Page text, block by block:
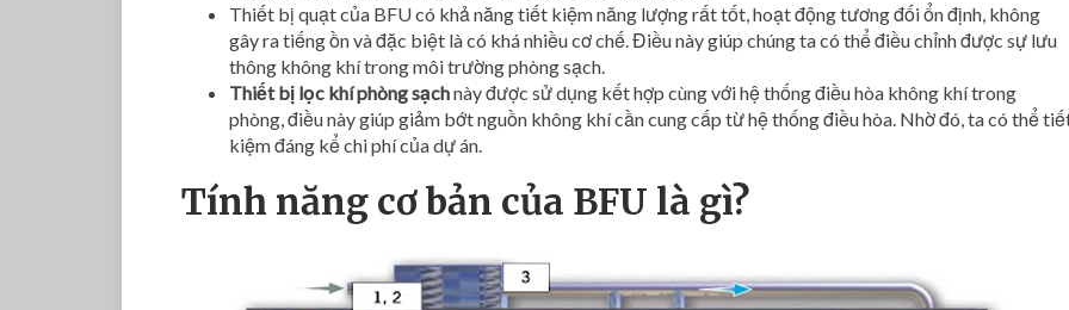
Thiết bị quạt của BFU có khả năng tiết kiệm năng lượng rất tốt, hoạt động tương đối ổn định, không
gây ra tiếng ồn và đặc biệt là có khá nhiều cơ chế. Điều này giúp chúng ta có thể điều chỉnh được sự lưu
thông không khí trong môi trường phòng sạch.
Thiết bị lọc khí phòng sạchnày được sử dụng kết hợp cùng với hệ thống điều hòa không khí trong
phòng, điều này giúp giảm bớt nguồn không khí cần cung cấp từ hệ thống điều hòa. Nhờ đó, ta có thể
kiệm đáng kể chi phí của dự án.
Tính năng cơ bản của BFU là gì?